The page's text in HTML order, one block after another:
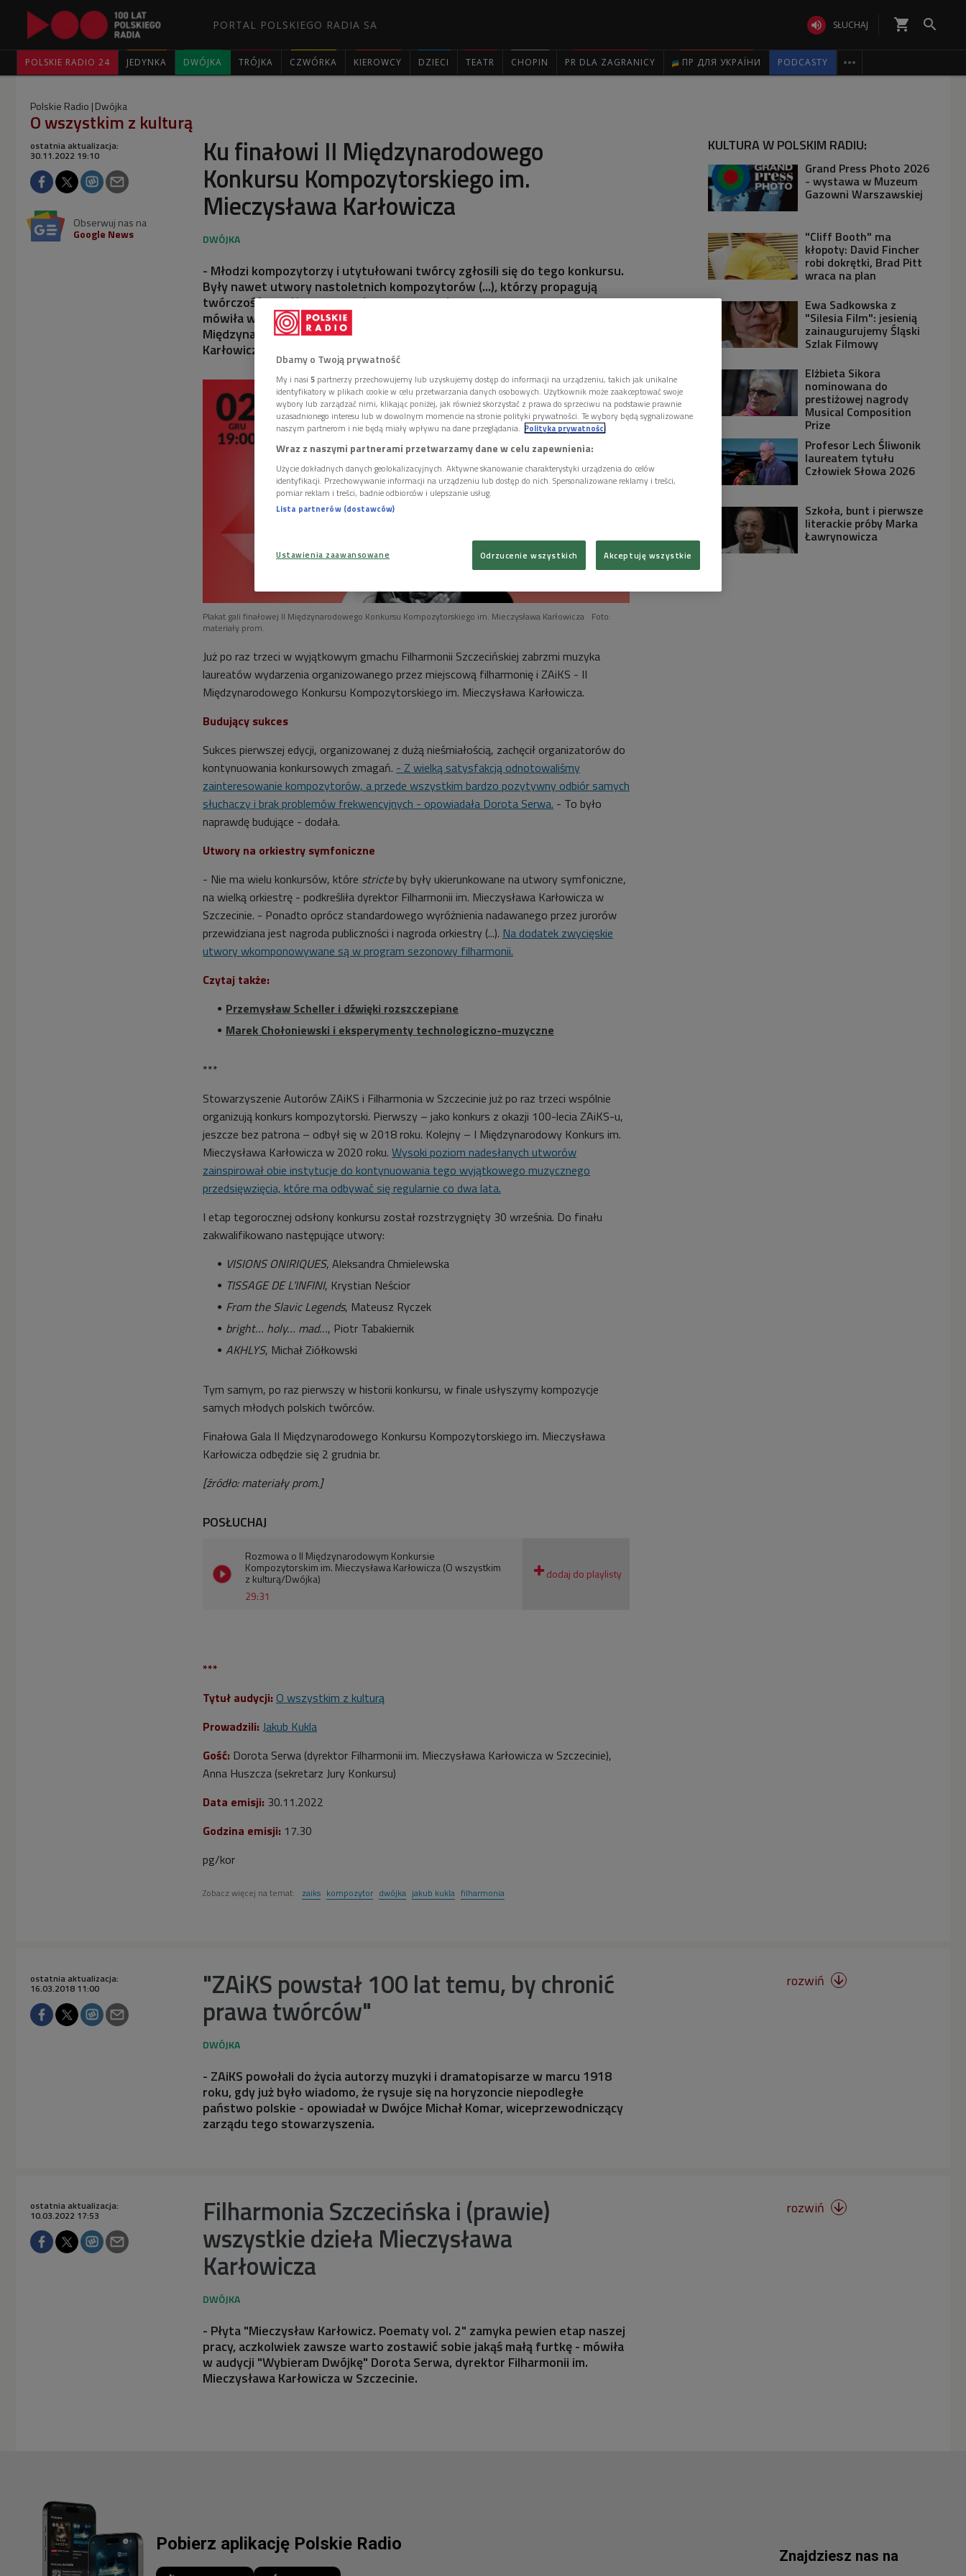
PORTAL POLSKIEGO RADIA SA  SŁUCHAJ shopping_cart 
POLSKIE RADIO 24 JEDYNKA DWÓJKA TRÓJKA CZWÓRKA KIEROWCY DZIECI TEATR CHOPIN PR DLA ZAGRANICY ПР ДЛЯ УКРАЇНИ PODCASTY 
Polskie Radio Dwójka
O wszystkim z kulturą
Ku finałowi II Międzynarodowego
Konkursu Kompozytorskiego im.
Mieczysława Karłowicza
ostatnia aktualizacja:
30.11.2022 19:10
Obserwuj nas na
Google News
- Młodzi kompozytorzy i utytułowani twórcy zgłosili się do tego konkursu.
Były nawet utwory nastoletnich kompozytorów (...), którzy propagują
twórczość współczesną i próbują swoich sił w większych konkursach -
mówiła w "Wybieram Dwójkę" Anna Huszcza, sekretarz jury II
Międzynarodowego Konkursu Kompozytorskiego im. Mieczysława
Karłowicza.
Plakat gali finałowej II Międzynarodowego Konkursu Kompozytorskiego im. Mieczysława Karłowicza Foto:
materiały prom.
Już po raz trzeci w wyjątkowym gmachu Filharmonii Szczecińskiej zabrzmi muzyka
laureatów wydarzenia organizowanego przez miejscową filharmonię i ZAiKS - II
Międzynarodowego Konkursu Kompozytorskiego im. Mieczysława Karłowicza.
Budujący sukces
Sukces pierwszej edycji, organizowanej z dużą nieśmiałością, zachęcił organizatorów do
kontynuowania konkursowych zmagań. - Z wielką satysfakcją odnotowaliśmy
zainteresowanie kompozytorów, a przede wszystkim bardzo pozytywny odbiór samych
słuchaczy i brak problemów frekwencyjnych - opowiadała Dorota Serwa. - To było
naprawdę budujące - dodała.
Utwory na orkiestry symfoniczne
- Nie ma wielu konkursów, które stricteby były ukierunkowane na utwory symfoniczne,
na wielką orkiestrę - podkreśliła dyrektor Filharmonii im. Mieczysława Karłowicza w
Szczecinie. - Ponadto oprócz standardowego wyróżnienia nadawanego przez jurorów
przewidziana jest nagroda publiczności i nagroda orkiestry (...). Na dodatek zwycięskie
utwory wkomponowywane są w program sezonowy filharmonii.
Czytaj także:
Przemysław Scheller i dźwięki rozszczepiane
Marek Chołoniewski i eksperymenty technologiczno-muzyczne
***
Stowarzyszenie Autorów ZAiKS i Filharmonia w Szczecinie już po raz trzeci wspólnie
organizują konkurs kompozytorski. Pierwszy – jako konkurs z okazji 100-lecia ZAiKS-u,
jeszcze bez patrona – odbył się w 2018 roku. Kolejny – I Międzynarodowy Konkurs im.
Mieczysława Karłowicza w 2020 roku. Wysoki poziom nadesłanych utworów
zainspirował obie instytucje do kontynuowania tego wyjątkowego muzycznego
przedsięwzięcia, które ma odbywać się regularnie co dwa lata.
I etap tegorocznej odsłony konkursu został rozstrzygnięty 30 września. Do finału
zakwalifikowano następujące utwory:
VISIONS ONIRIQUES, Aleksandra Chmielewska
TISSAGE DE L’INFINI, Krystian Neścior
From the Slavic Legends, Mateusz Ryczek
bright… holy… mad…, Piotr Tabakiernik
AKHLYS, Michał Ziółkowski
Tym samym, po raz pierwszy w historii konkursu, w finale usłyszymy kompozycje
samych młodych polskich twórców.
Finałowa Gala II Międzynarodowego Konkursu Kompozytorskiego im. Mieczysława
Karłowicza odbędzie się 2 grudnia br.
[źródło: materiały prom.]
POSŁUCHAJ
29:31
Rozmowa o II Międzynarodowym Konkursie
Kompozytorskim im. Mieczysława Karłowicza (O wszystkim
z kulturą/Dwójka)
***
Tytuł audycji: O wszystkim z kulturą
Prowadzili: Jakub Kukla
Gość: Dorota Serwa (dyrektor Filharmonii im. Mieczysława Karłowicza w Szczecinie),
Anna Huszcza (sekretarz Jury Konkursu)
Data emisji: 30.11.2022
Godzina emisji: 17.30
pg/kor
Zobacz więcej na temat: zaiks kompozytor dwójka jakub kukla filharmonia
KULTURA W POLSKIM RADIU:
Grand Press Photo 2026
- wystawa w Muzeum
Gazowni Warszawskiej
"Cliff Booth" ma
kłopoty: David Fincher
robi dokrętki, Brad Pitt
wraca na plan
Ewa Sadkowska z
"Silesia Film": jesienią
zainaugurujemy Śląski
Szlak Filmowy
Elżbieta Sikora
nominowana do
prestiżowej nagrody
Musical Composition
Prize
Profesor Lech Śliwonik
laureatem tytułu
Człowiek Słowa 2026
Szkoła, bunt i pierwsze
literackie próby Marka
Ławrynowicza
"ZAiKS powstał 100 lat temu, by chronić
prawa twórców"
ostatnia aktualizacja:
16.03.2018 11:00
- ZAiKS powołali do życia autorzy muzyki i dramatopisarze w marcu 1918
roku, gdy już było wiadomo, że rysuje się na horyzoncie niepodległe
państwo polskie - opowiadał w Dwójce Michał Komar, wiceprzewodniczący
zarządu tego stowarzyszenia.
rozwiń 
Filharmonia Szczecińska i (prawie)
wszystkie dzieła Mieczysława
Karłowicza
ostatnia aktualizacja:
10.03.2022 17:53
- Płyta "Mieczysław Karłowicz. Poematy vol. 2" zamyka pewien etap naszej
pracy, aczkolwiek zawsze warto zostawić sobie jakąś małą furtkę - mówiła
w audycji "Wybieram Dwójkę" Dorota Serwa, dyrektor Filharmonii im.
Mieczysława Karłowicza w Szczecinie.
rozwiń 
Pobierz aplikację Polskie Radio
Znajdziesz nas na
Dbamy o Twoją prywatność
My i nasi 5 partnerzy przechowujemy lub uzyskujemy dostęp do informacji na urządzeniu, takich jak unikalne
identyfikatory w plikach cookie w celu przetwarzania danych osobowych. Użytkownik może zaakceptować swoje
wybory lub zarządzać nimi, klikając poniżej, jak również skorzystać z prawa do sprzeciwu na podstawie prawnie
uzasadnionego interesu lub w dowolnym momencie na stronie polityki prywatności. Te wybory będą sygnalizowane
naszym partnerom i nie będą miały wpływu na dane przeglądania. Polityka prywatności
Wraz z naszymi partnerami przetwarzamy dane w celu zapewnienia:
Użycie dokładnych danych geolokalizacyjnych. Aktywne skanowanie charakterystyki urządzenia do celów
identyfikacji. Przechowywanie informacji na urządzeniu lub dostęp do nich. Spersonalizowane reklamy i treści,
pomiar reklam i treści, badnie odbiorców i ulepszanie usług.
Lista partnerów (dostawców)
Ustawienia zaawansowane Odrzucenie wszystkich Akceptuję wszystkie